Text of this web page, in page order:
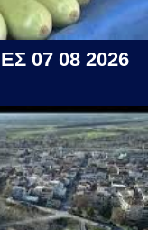
07 08 2026